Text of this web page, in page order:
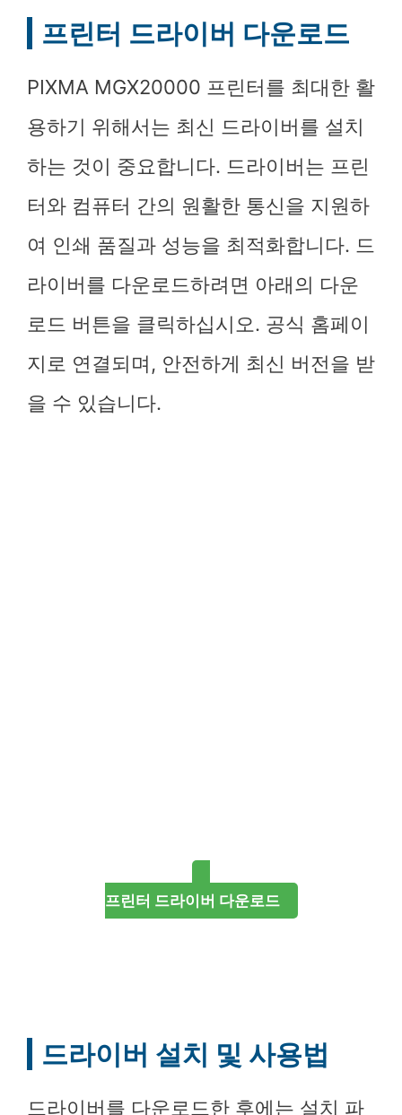
프린터 드라이버 다운로드
PIXMA MGX20000 프린터를 최대한 활
용하기 위해서는 최신 드라이버를 설치
하는 것이 중요합니다. 드라이버는 프린
터와 컴퓨터 간의 원활한 통신을 지원하
여 인쇄 품질과 성능을 최적화합니다. 드
라이버를 다운로드하려면 아래의 다운
로드 버튼을 클릭하십시오. 공식 홈페이
지로 연결되며, 안전하게 최신 버전을 받
을 수 있습니다.
프린터 드라이버 다운로드
드라이버 설치 및 사용법
드라이버를 다운로드한 후에는 설치 파